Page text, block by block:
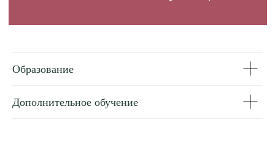
Образование
Дополнительное обучение